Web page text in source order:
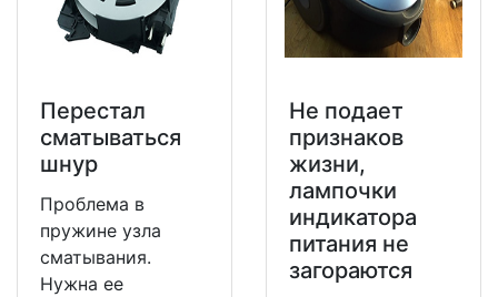
Перестал
сматываться
шнур
Проблема в
пружине узла
сматывания.
Нужна ее
Не подает
признаков
жизни,
лампочки
индикатора
питания не
загораются